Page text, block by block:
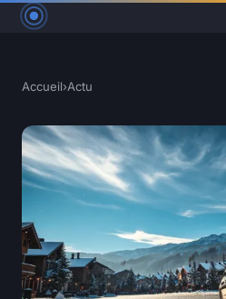
Accueil›Actu